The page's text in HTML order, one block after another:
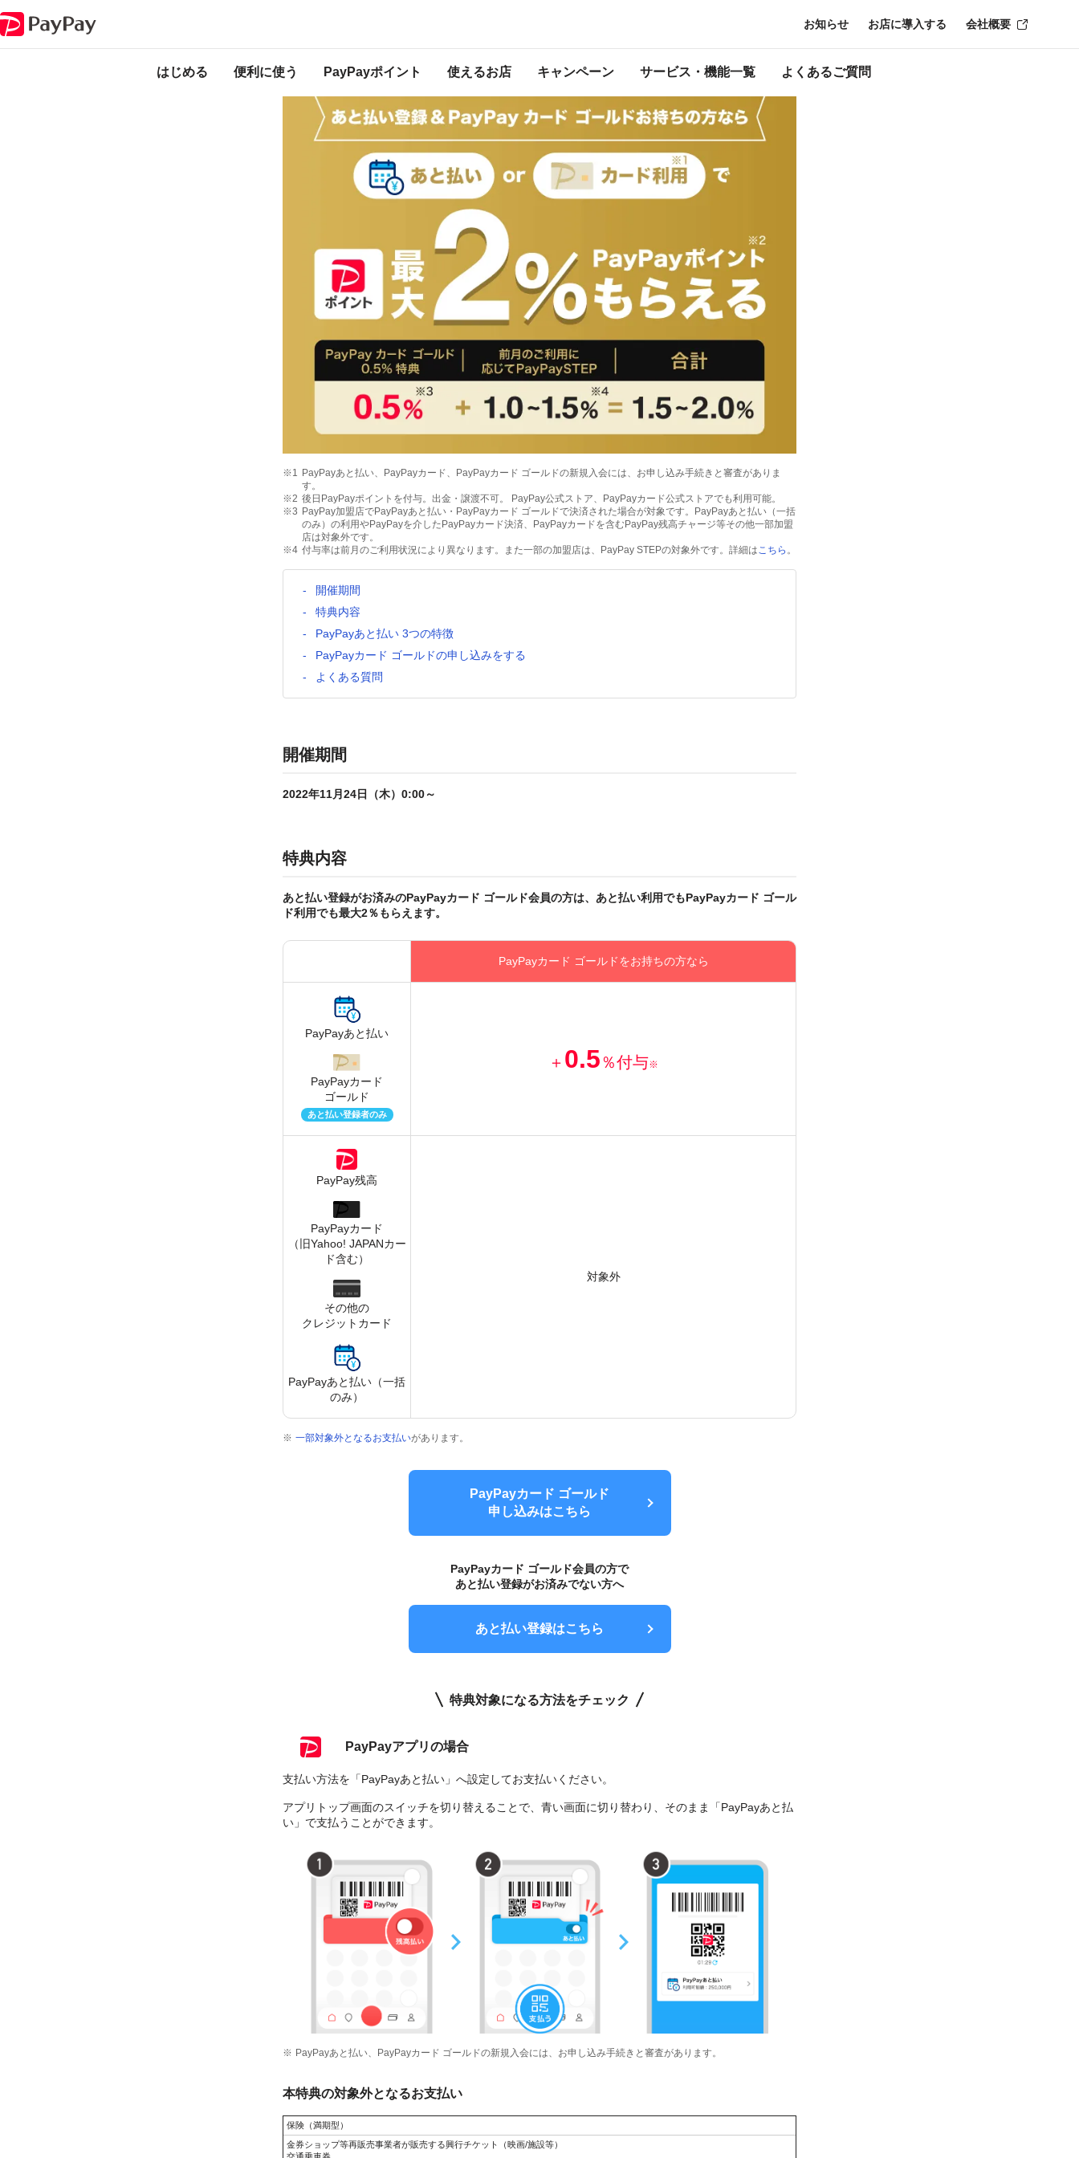
はじめる 便利に使う PayPayポイント 使えるお店 キャンペーン サービス・機能一覧 よくあるご質問
お知らせ お店に導入する 会社概要
2023年5月31日時点のものになります。詳しくは「PayPayステップ」をご確認ください。
PayPayあと払い、PayPayカード、PayPayカード ゴールドの新規入会には、お申し込み手続きと審査がありま
す。
後日PayPayポイントを付与。出金・譲渡不可。 PayPay公式ストア、PayPayカード公式ストアでも利用可能。
PayPay加盟店でPayPayあと払い・PayPayカード ゴールドで決済された場合が対象です。PayPayあと払い（一括
のみ）の利用やPayPayを介したPayPayカード決済、PayPayカードを含むPayPay残高チャージ等その他一部加盟
店は対象外です。
付与率は前月のご利用状況により異なります。また一部の加盟店は、PayPay STEPの対象外です。詳細は こちら 。
開催期間
特典内容
PayPayあと払い 3つの特徴
PayPayカード ゴールドの申し込みをする
よくある質問
開催期間
2022年11月24日（木）0:00～
特典内容
あと払い登録がお済みのPayPayカード ゴールド会員の方は、あと払い利用でもPayPayカード ゴール
ド利用でも最大2％もらえます。
PayPayカード ゴールドをお持ちの方なら
PayPayあと払い
PayPayカード
ゴールド
あと払い登録者のみ
＋ 0.5 ％付与※
PayPay残高
PayPayカード
（旧Yahoo! JAPANカー
ド含む）
その他の
クレジットカード
PayPayあと払い（一括
のみ）
対象外
一部対象外となるお支払いがあります。
PayPayカード ゴールド
申し込みはこちら
PayPayカード ゴールド会員の方で
あと払い登録がお済みでない方へ
あと払い登録はこちら
特典対象になる方法をチェック
PayPayアプリの場合
支払い方法を「PayPayあと払い」へ設定してお支払いください。
アプリトップ画面のスイッチを切り替えることで、青い画面に切り替わり、そのまま「PayPayあと払
い」で支払うことができます。
PayPayあと払い、PayPayカード ゴールドの新規入会には、お申し込み手続きと審査があります。
本特典の対象外となるお支払い
保険（満期型）
金券ショップ等再販売事業者が販売する興行チケット（映画/施設等）